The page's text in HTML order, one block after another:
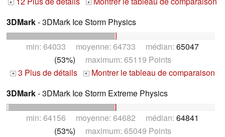
+ +
3DMark- 3DMark Ice Storm Physics
min: 64033 moyenne: 64733 médian: 65047
(53%) maximum: 65119 Points
+ 3 Plus de détails + Montrer le tableau de comparaison
3DMark- 3DMark Ice Storm Extreme Physics
min: 64156 moyenne: 64682 médian: 64841
(53%) maximum: 65049 Points